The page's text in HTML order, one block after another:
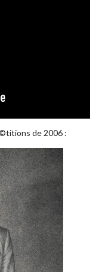
de 2006 :